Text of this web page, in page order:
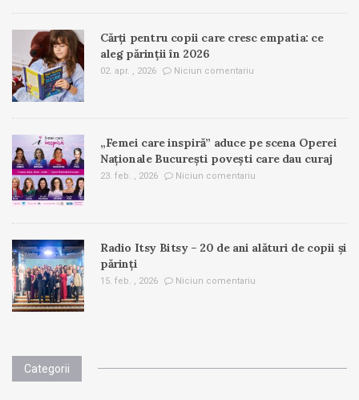
Cărți pentru copii care cresc empatia: ce
aleg părinții în 2026
02. apr. , 2026 Niciun comentariu
„Femei care inspiră” aduce pe scena Operei
Naționale București povești care dau curaj
23. feb. , 2026 Niciun comentariu
Radio Itsy Bitsy – 20 de ani alături de copii și
părinți
15. feb. , 2026 Niciun comentariu
Categorii